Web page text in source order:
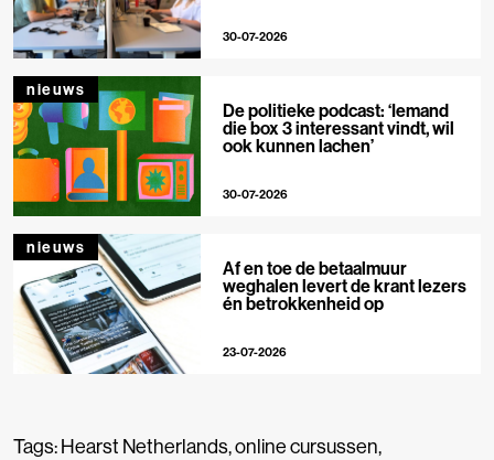
30-07-2026
nieuws
De politieke podcast: ‘Iemand
die box 3 interessant vindt, wil
ook kunnen lachen’
30-07-2026
nieuws
Af en toe de betaalmuur
weghalen levert de krant lezers
én betrokkenheid op
23-07-2026
Tags:Hearst Netherlands,online cursussen,